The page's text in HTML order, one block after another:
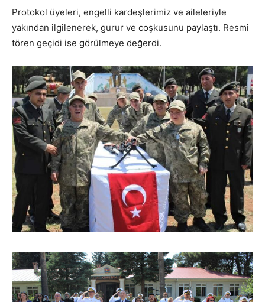
Protokol üyeleri, engelli kardeşlerimiz ve aileleriyle
yakından ilgilenerek, gurur ve coşkusunu paylaştı. Resmi
tören geçidi ise görülmeye değerdi.